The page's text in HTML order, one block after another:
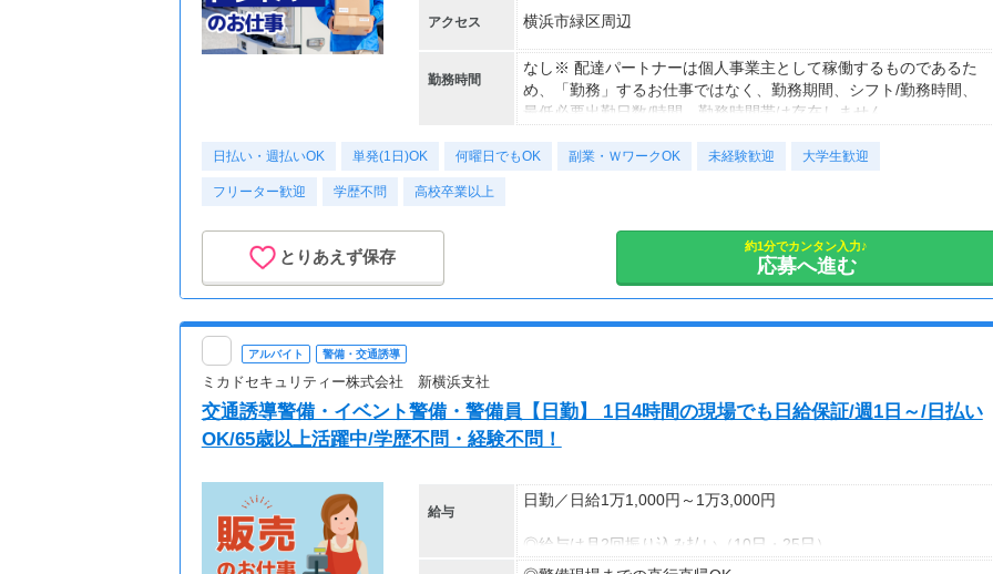
アクセス 横浜市緑区周辺
勤務時間
なし※ 配達パートナーは個人事業主として稼働するものであるた
め、「勤務」するお仕事ではなく、勤務期間、シフト/勤務時間、
最低必要出勤日数/時間、勤務時間帯は存在しません。
日払い・週払いOK 単発(1日)OK 何曜日でもOK 副業・ＷワークOK 未経験歓迎 大学生歓迎
フリーター歓迎 学歴不問 高校卒業以上
とりあえず保存
約1分でカンタン入力♪
応募へ進む
アルバイト 警備・交通誘導
ミカドセキュリティー株式会社 新横浜支社
交通誘導警備・イベント警備・警備員【日勤】 1日4時間の現場でも日給保証/週1日～/日払い
OK/65歳以上活躍中/学歴不問・経験不問！
給与
日勤／日給1万1,000円～1万3,000円
◎給与は月2回振り込み払い（10日・25日）
◎日払い制度の利用も可能（規定あり）